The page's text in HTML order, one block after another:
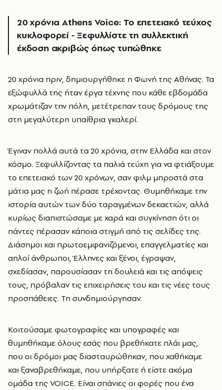
20 χρόνια Athens Voice: Το επετειακό τεύχος
κυκλοφορεί - Ξεφυλλίστε τη συλλεκτική
έκδοση ακριβώς όπως τυπώθηκε
20 χρόνια πριν, δημιουργήθηκε η Φωνή της Αθήνας. Τα
εξώφυλλά της ήταν έργα τέχνης που κάθε εβδομάδα
χρωμάτιζαν την πόλη, μετέτρεπαν τους δρόμους της
στη μεγαλύτερη υπαίθρια γκαλερί.
Έγιναν πολλά αυτά τα 20 χρόνια, στην Ελλάδα και στον
κόσμο. Ξεφυλλίζοντας τα παλιά τεύχη για να φτιάξουμε
το επετειακό των 20 χρόνων, σαν φιλμ μπροστά στα
μάτια μας η ζωή πέρασε τρέχοντας. Θυμηθήκαμε την
ιστορία αυτών των δύο ταραγμένων δεκαετιών, αλλά
κυρίως διαπιστώσαμε με χαρά και συγκίνηση ότι οι
πάντες πέρασαν κάποια στιγμή από τις σελίδες της.
Διάσημοι και πρωτοεμφανιζόμενοι, επαγγελματίες και
απλοί άνθρωποι, Έλληνες και ξένοι, έγραψαν,
σχεδίασαν, παρουσίασαν τη δουλειά και τις απόψεις
τους, πρόβαλαν τις επιχειρήσεις του και τις νέες τους
προσπάθειες. Τη συνδημιούργησαν.
Κοιτούσαμε φωτογραφίες και υπογραφές και
θυμηθήκαμε όλους εσάς που βρεθήκατε πλάι μας,
που οι δρόμοι μας διασταυρώθηκαν, που χαθήκαμε
και ξαναβρεθήκαμε, που υπήρξατε ή είστε ακόμα
ομάδα της VOICE. Είναι σπάνιες οι φορές που ένα